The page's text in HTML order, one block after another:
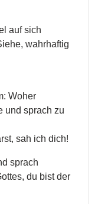
auf sich
wahrhaftig
Woher
und sprach zu
sah ich dich!
sprach
du bist der